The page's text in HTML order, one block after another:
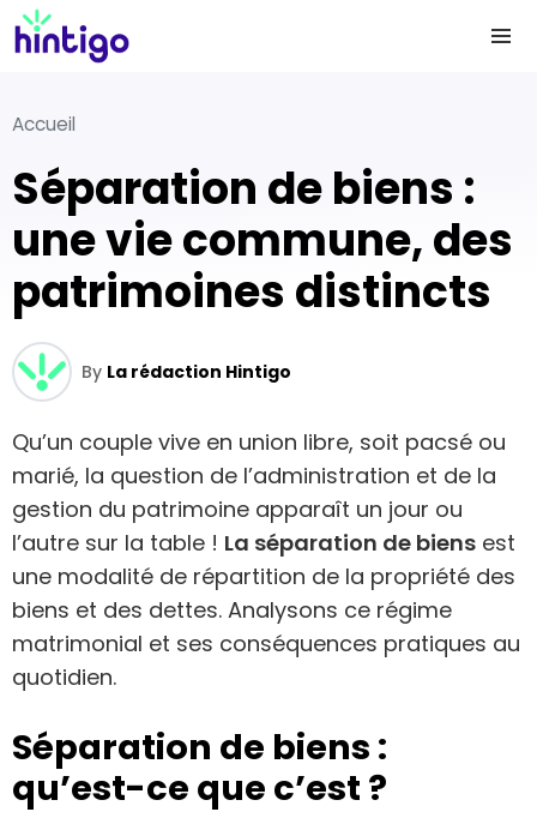
Accueil
Séparation de biens :
une vie commune, des
patrimoines distincts
By La rédaction Hintigo
Qu’un couple vive en union libre, soit pacsé ou
marié, la question de l’administration et de la
gestion du patrimoine apparaît un jour ou
l’autre sur la table ! La séparation de biens est
une modalité de répartition de la propriété des
biens et des dettes. Analysons ce régime
matrimonial et ses conséquences pratiques au
quotidien.
Séparation de biens :
qu’est-ce que c’est ?